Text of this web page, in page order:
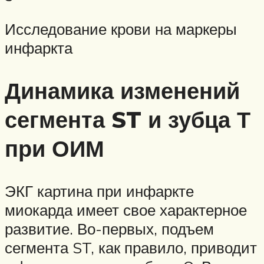
Исследование крови на маркеры
инфаркта
Динамика изменений
сегмента ST и зубца Т
при ОИМ
ЭКГ картина при инфаркте
миокарда имеет свое характерное
развитие. Во-первых, подъем
сегмента ST, как правило, приводит